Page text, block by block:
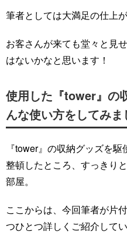
筆者としては大満足の仕上
お客さんが来ても堂々と見
はないかなと思います！
使用した『tower』の
んな使い方をしてみま
『tower』の収納グッズを
整頓したところ、すっきり
部屋。
ここからは、今回筆者が片
つひとつ詳しくご紹介して